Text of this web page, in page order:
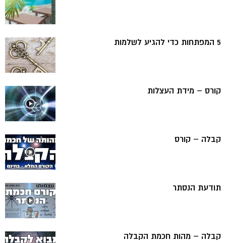
5 המפתחות כדי להגיע לשלמות
קורס – מידת העצלות
קבלה – קורס
תודעת הנסתר
קבלה – מהות חכמת הקבלה